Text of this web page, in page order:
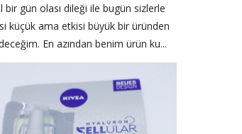
bir gün olası dileği ile bugün sizlerle
küçük ama etkisi büyük bir üründen
En azından benim ürün ku...